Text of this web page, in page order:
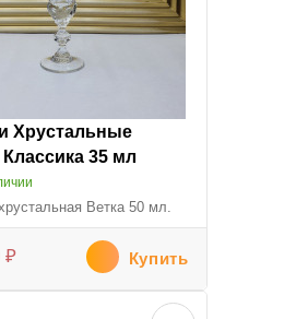
Хрустальные
Классика 35 мл
Ветка 50 мл.
₽ Купить